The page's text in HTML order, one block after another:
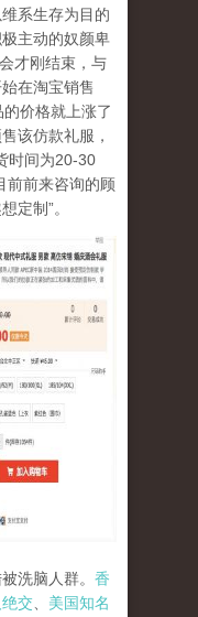
系生存为目的
主动的奴颜卑
才刚结束，与
在淘宝销售
价格就上涨了
该仿款礼服，
时间为20-30
前前来咨询的顾
定制”。
洗脑人群。 香
交
美国知名